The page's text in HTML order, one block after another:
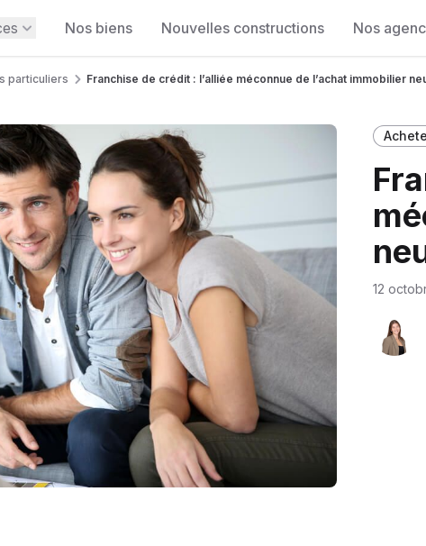
Nos biens Nouvelles constructions Nos
particuliers Franchise de crédit : l’alliée méconnue de l’achat immobilier
12